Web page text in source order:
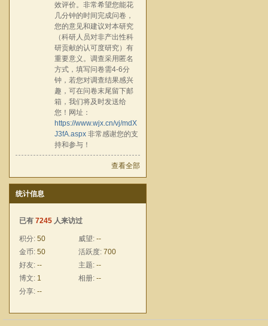
效评价。非常希望您能花
几分钟的时间完成问卷，
您的意见和建议对本研究
（科研人员对非产出性科
研贡献的认可度研究）有
重要意义。调查采用匿名
方式，填写问卷需4-6分
钟，若您对调查结果感兴
趣，可在问卷末尾留下邮
箱，我们将及时发送给
您！网址：
https://www.wjx.cn/vj/mdX
J3fA.aspx 非常感谢您的支
持和参与！
查看全部
统计信息
已有 7245 人来访过
积分: 50 威望: --
金币: 50 活跃度: 700
好友: -- 主题: --
博文: 1 相册: --
分享: --